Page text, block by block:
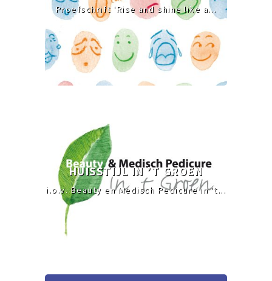
Proefschrift 'Rise and shine like a...
HUISSTIJL IN ’T GROEN
i.o.v. Beauty en Medisch Pedicure in 't...